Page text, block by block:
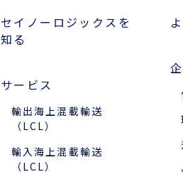
セイノーロジックスを
知る
サービス
輸出海上混載輸送
（LCL）
輸入海上混載輸送
（LCL）